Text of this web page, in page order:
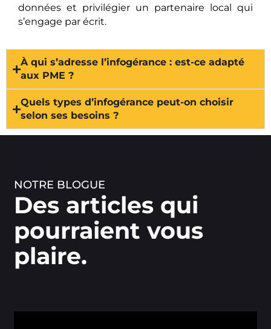
données et privilégier un partenaire local qui
s’engage par écrit.
À qui s’adresse l’infogérance : est-ce adapté
aux PME ?
Quels types d’infogérance peut-on choisir
selon ses besoins ?
NOTRE BLOGUE
Des articles qui
pourraient vous
plaire.